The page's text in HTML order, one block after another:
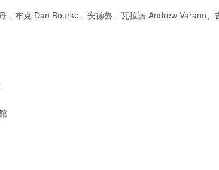
．布克 Dan Bourke、安德魯．瓦拉諾 Andrew Varano